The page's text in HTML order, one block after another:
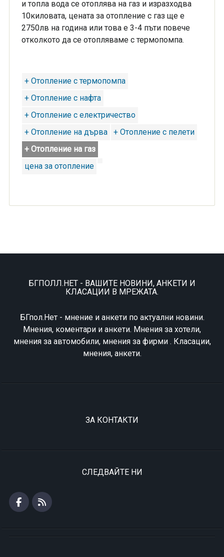
и топла вода се отоплява на газ и изразходва
10киловата, цената за отопление с газ ще е
2750лв на година или това е 3-4 пъти повече
отколкото да се отопляваме с термопомпа.
+ Отопление с термопомпа
+ Отопление с нафта
+ Отопление с електричество
+ Отопление на дърва
+ Отопление с пелети
+ Отопление на газ
цена за отопление
БГПОЛЛ.НЕТ - ВАШИТЕ НОВИНИ, АНКЕТИ И
КЛАСАЦИИ В МРЕЖАТА.
БГпол.Нет - мнение и анкети по актуални новини.
Мнения, коментари и анкети. Мнения за хотели,
мнения за автомобили, мнения за фирми . Класации,
мнения, анкети.
ЗА КОНТАКТИ
СЛЕДВАЙТЕ НИ